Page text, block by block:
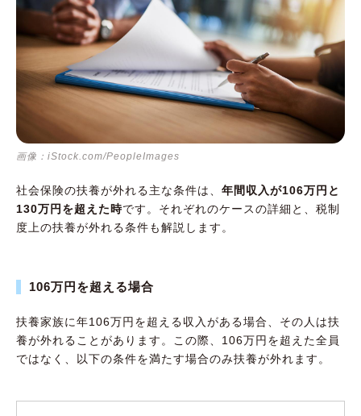
画像：iStock.com/PeopleImages
社会保険の扶養が外れる主な条件は、 年間収入が106万円と
130万円を超えた時です。それぞれのケースの詳細と、税制
度上の扶養が外れる条件も解説します。
106万円を超える場合
扶養家族に年106万円を超える収入がある場合、その人は扶
養が外れることがあります。この際、106万円を超えた全員
ではなく、以下の条件を満たす場合のみ扶養が外れます。